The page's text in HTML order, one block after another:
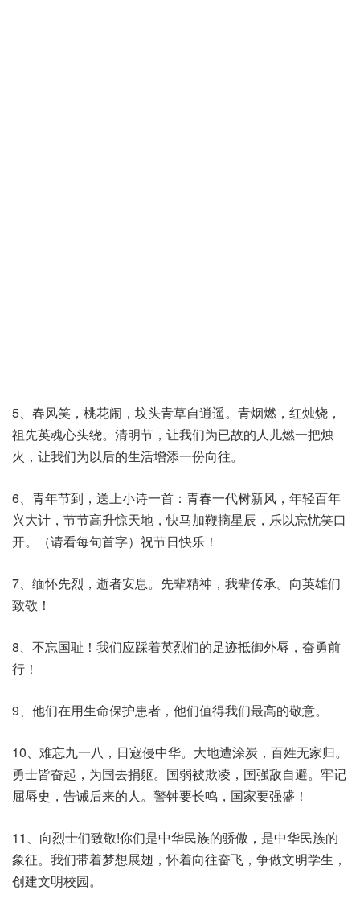
5、春风笑，桃花闹，坟头青草自逍遥。青烟燃，红烛烧，
祖先英魂心头绕。清明节，让我们为已故的人儿燃一把烛
火，让我们为以后的生活增添一份向往。
6、青年节到，送上小诗一首：青春一代树新风，年轻百年
兴大计，节节高升惊天地，快马加鞭摘星辰，乐以忘忧笑口
开。（请看每句首字）祝节日快乐！
7、缅怀先烈，逝者安息。先辈精神，我辈传承。向英雄们
致敬！
8、不忘国耻！我们应踩着英烈们的足迹抵御外辱，奋勇前
行！
9、他们在用生命保护患者，他们值得我们最高的敬意。
10、难忘九一八，日寇侵中华。大地遭涂炭，百姓无家归。
勇士皆奋起，为国去捐躯。国弱被欺凌，国强敌自避。牢记
屈辱史，告诫后来的人。警钟要长鸣，国家要强盛！
11、向烈士们致敬!你们是中华民族的骄傲，是中华民族的
象征。我们带着梦想展翅，怀着向往奋飞，争做文明学生，
创建文明校园。